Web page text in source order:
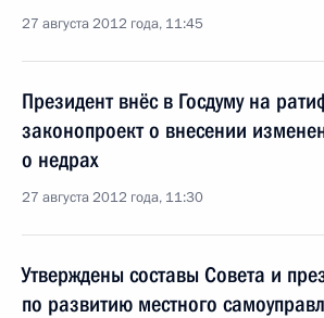
27 августа 2012 года, 11:45
Президент внёс в Госдуму на
законопроект о внесении
о недрах
27 августа 2012 года, 11:30
Утверждены составы Совета и
по развитию местного